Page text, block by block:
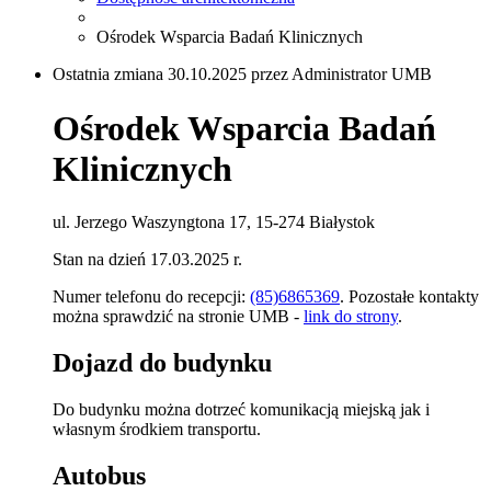
Ośrodek Wsparcia Badań Klinicznych
Ostatnia zmiana 30.10.2025 przez Administrator UMB
Ośrodek Wsparcia Badań
Klinicznych
ul. Jerzego Waszyngtona 17, 15-274 Białystok
Stan na dzień 17.03.2025 r.
Numer telefonu do recepcji: (85)6865369. Pozostałe kontakty
można sprawdzić na stronie UMB - link do strony.
Dojazd do budynku
Do budynku można dotrzeć komunikacją miejską jak i
własnym środkiem transportu.
Autobus